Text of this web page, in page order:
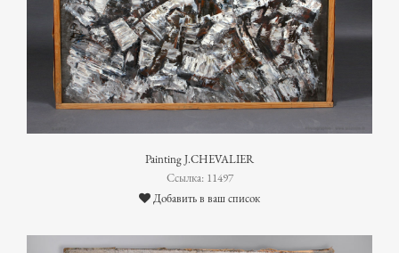
Painting J.CHEVALIER
Ссылка: 11497
Добавить в ваш список